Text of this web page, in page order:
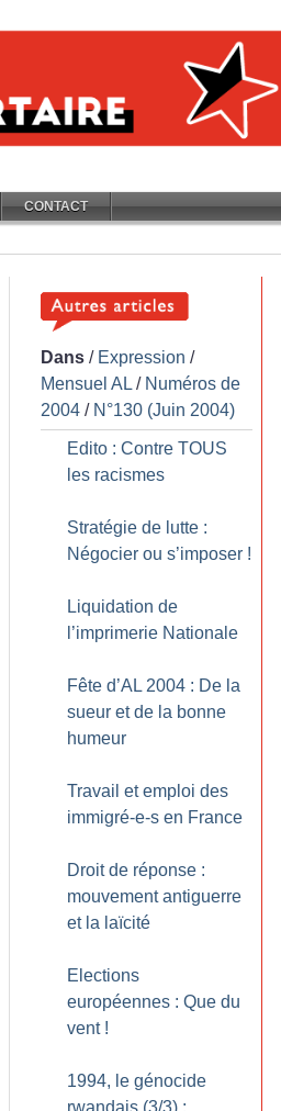
CONTACT
Dans / Expression /
Mensuel AL / Numéros de
2004 / N°130 (Juin 2004)
Edito : Contre TOUS
les racismes
Stratégie de lutte :
Négocier ou s’imposer !
Liquidation de
l’imprimerie Nationale
Fête d’AL 2004 : De la
sueur et de la bonne
humeur
Travail et emploi des
immigré-e-s en France
Droit de réponse :
mouvement antiguerre
et la laïcité
Elections
européennes : Que du
vent !
1994, le génocide
rwandais (3/3) :